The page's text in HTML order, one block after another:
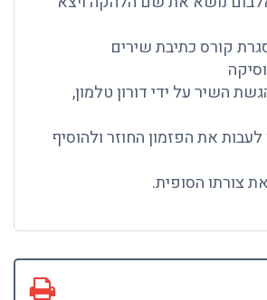
קורס כתיבת שירים
השיר על ידי דורון טלמון,
את הפזמון החוזר ולהוסיף
צורתו הסופית.